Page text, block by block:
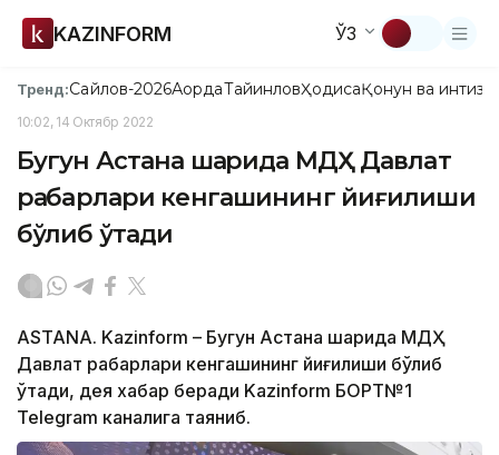
KAZINFORM ЎЗ
Тренд:Сайлов-2026АқордаТайинловҲодисаҚонун ва
10:02, 14 Октябр 2022
Бугун Астана шаҳрида МДҲ Давлат
раҳбарлари кенгашининг йиғилиши
бўлиб ўтади
ASTANA. Kazinform – Бугун Астана шаҳрида МДҲ
Давлат раҳбарлари кенгашининг йиғилиши бўлиб
ўтади, дея хабар беради Kazinform БОРТ№1
Telegram каналига таяниб.